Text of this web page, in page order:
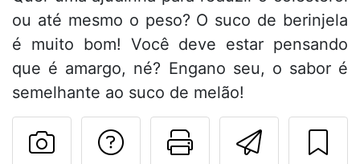
ou até mesmo o peso? O suco de berinjela
é muito bom! Você deve estar pensando
que é amargo, né? Engano seu, o sabor é
semelhante ao suco de melão!
Imprima
Falar com o autor